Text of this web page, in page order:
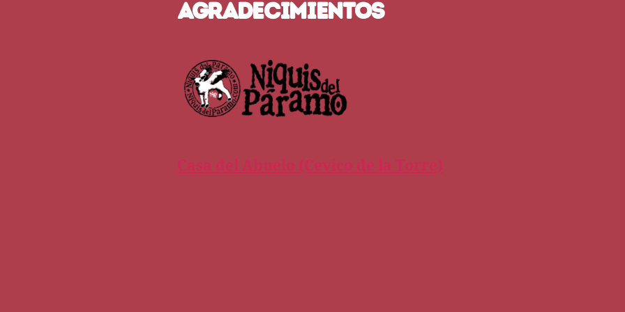
AGRADECIMIENTOS
Casa del Abuelo (Cevico de la Torre)